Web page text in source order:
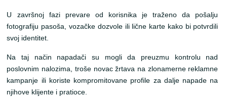
U završnoj fazi prevare od korisnika je traženo da pošalju
fotografiju pasoša, vozačke dozvole ili lične karte kako bi potvrdili
svoj identitet.
Na taj način napadači su mogli da preuzmu kontrolu nad
poslovnim nalozima, troše novac žrtava na zlonamerne reklamne
kampanje ili koriste kompromitovane profile za dalje napade na
njihove klijente i pratioce.